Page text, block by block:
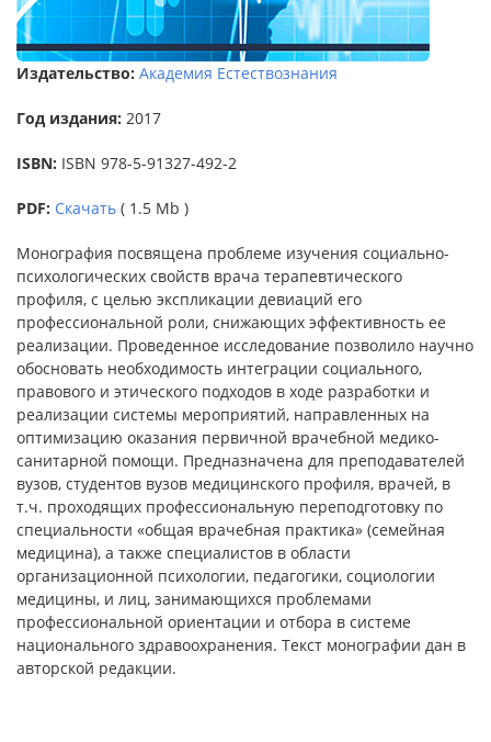
Издательство: Академия Естествознания
Год издания: 2017
ISBN: ISBN 978-5-91327-492-2
PDF: Скачать ( 1.5 Mb )
Монография посвящена проблеме изучения социально-
психологических свойств врача терапевтического
профиля, с целью экспликации девиаций его
профессиональной роли, снижающих эффективность ее
реализации. Проведенное исследование позволило научно
обосновать необходимость интеграции социального,
правового и этического подходов в ходе разработки и
реализации системы мероприятий, направленных на
оптимизацию оказания первичной врачебной медико-
санитарной помощи. Предназначена для преподавателей
вузов, студентов вузов медицинского профиля, врачей, в
т.ч. проходящих профессиональную переподготовку по
специальности «общая врачебная практика» (семейная
медицина), а также специалистов в области
организационной психологии, педагогики, социологии
медицины, и лиц, занимающихся проблемами
профессиональной ориентации и отбора в системе
национального здравоохранения. Текст монографии дан в
авторской редакции.